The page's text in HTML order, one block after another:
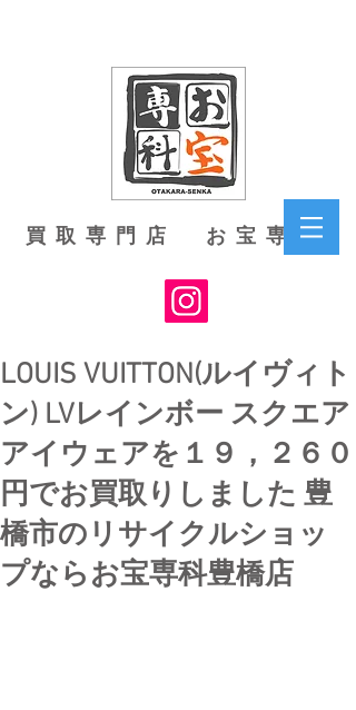
買取専門店 お宝専科
LOUIS VUITTON(ルイヴィト
ン) LVレインボー スクエア
アイウェアを１９，２６０
円でお買取りしました 豊
橋市のリサイクルショッ
プならお宝専科豊橋店